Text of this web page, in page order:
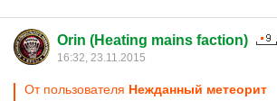
Orin (Heating mains faction)
16:32, 23.11.2015
От пользователя Нежданный метеорит